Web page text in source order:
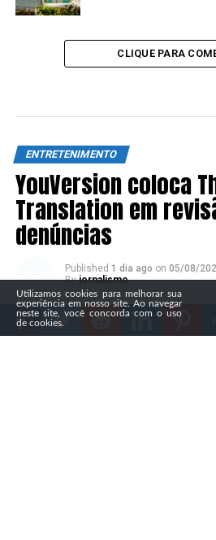
SIGA NOSSAS REDES
CLIQUE PARA
ENTRETENIMENTO
YouVersion coloca
Translation em
denúncias
Published 1 dia ago on 05/08/
By jornalismo
Utilizamos cookies para melhorar sua
experiência em nosso site. Ao navegar
neste site, você concorda com o uso
de cookies.